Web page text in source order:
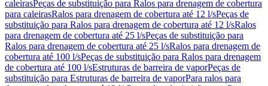
caleirasPeças de substituição para Ralos para drenagem de cobertura
para caleirasRalos para drenagem de cobertura até 12 l/sPeças de
substituição para Ralos para drenagem de cobertura até 12 l/sRalos
para drenagem de cobertura até 25 l/sPeças de substituição para
Ralos para drenagem de cobertura até 25 l/sRalos para drenagem de
cobertura até 100 l/sPeças de substituição para Ralos para drenagem
de cobertura até 100 l/sEstruturas de barreira de vaporPeças de
substituição para Estruturas de barreira de vaporPara ralos para